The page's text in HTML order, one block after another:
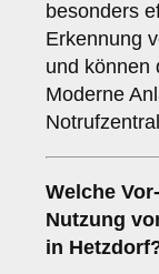
besonders
Erkennung
und können
Moderne
Welche
Nutzung
in